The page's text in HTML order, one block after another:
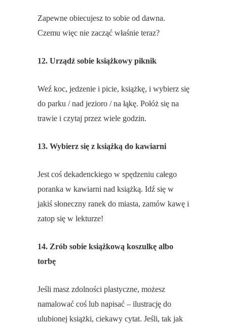
Zapewne obiecujesz to sobie od dawna.
Czemu więc nie zacząć właśnie teraz?
12. Urządź sobie książkowy piknik
Weź koc, jedzenie i picie, książkę, i wybierz się
do parku / nad jezioro / na łąkę. Połóż się na
trawie i czytaj przez wiele godzin.
13. Wybierz się z książką do kawiarni
Jest coś dekadenckiego w spędzeniu całego
poranka w kawiarni nad książką. Idź się w
jakiś słoneczny ranek do miasta, zamów kawę i
zatop się w lekturze!
14. Zrób sobie książkową koszulkę albo
torbę
Jeśli masz zdolności plastyczne, możesz
namalować coś lub napisać – ilustrację do
ulubionej książki, ciekawy cytat. Jeśli, tak jak